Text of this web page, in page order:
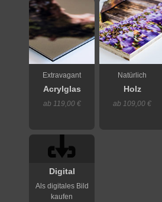
Extravagant
Acrylglas
ab 119,00 €
Natürlich
Holz
ab 109,00 €
Digital
Als digitales Bild
kaufen